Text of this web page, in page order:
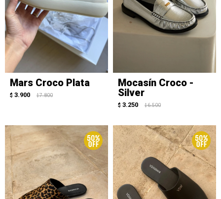
Mars Croco Plata
$ 3.900 $ 7.800
Mocasín Croco -
Silver
$ 3.250 $ 6.500